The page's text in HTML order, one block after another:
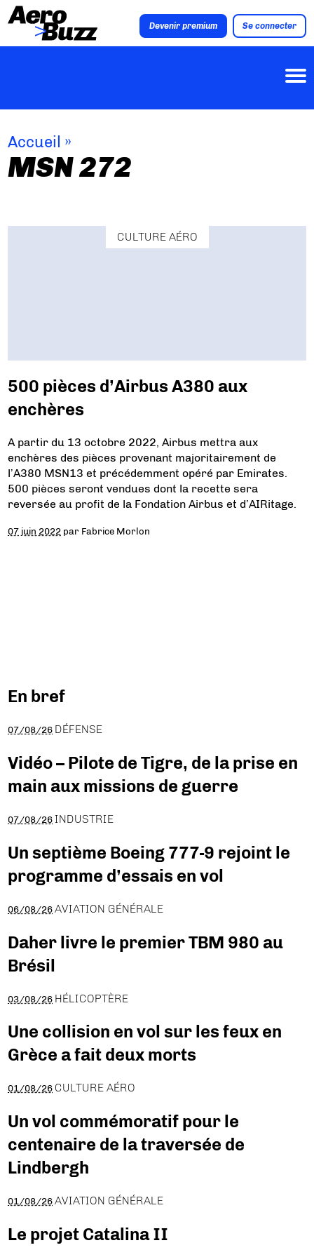
Devenir premium Se connecter
Accueil »
MSN 272
CULTURE AÉRO
500 pièces d’Airbus A380 aux
enchères
A partir du 13 octobre 2022, Airbus mettra aux
enchères des pièces provenant majoritairement de
l’A380 MSN13 et précédemment opéré par Emirates.
500 pièces seront vendues dont la recette sera
reversée au profit de la Fondation Airbus et d’AIRitage.
07 juin 2022 par Fabrice Morlon
En bref
07/08/26 DÉFENSE
Vidéo – Pilote de Tigre, de la prise en
main aux missions de guerre
07/08/26 INDUSTRIE
Un septième Boeing 777-9 rejoint le
programme d’essais en vol
06/08/26 AVIATION GÉNÉRALE
Daher livre le premier TBM 980 au
Brésil
03/08/26 HÉLICOPTÈRE
Une collision en vol sur les feux en
Grèce a fait deux morts
01/08/26 CULTURE AÉRO
Un vol commémoratif pour le
centenaire de la traversée de
Lindbergh
01/08/26 AVIATION GÉNÉRALE
Le projet Catalina II